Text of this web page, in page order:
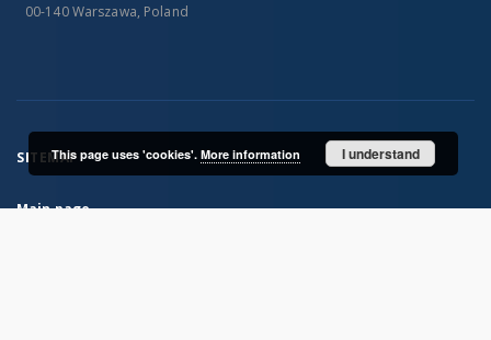
00-140 Warszawa, Poland
SITEMAP
Main page
This page uses 'cookies'. More information I understand